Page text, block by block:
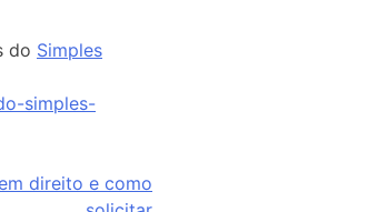
do Simples
simples-
direito e como